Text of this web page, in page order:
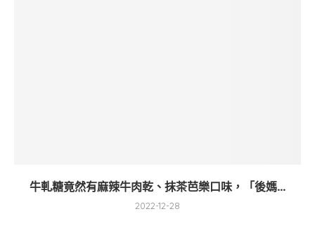
牛軋糖竟然有麻辣牛肉乾、抹茶芭樂口味，「後媽...
2022-12-28